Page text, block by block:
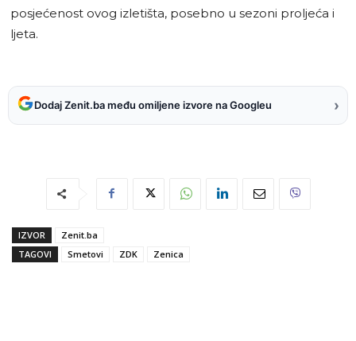
posjećenost ovog izletišta, posebno u sezoni proljeća i
ljeta.
Dodaj Zenit.ba među omiljene izvore na Googleu ›
IZVOR
Zenit.ba
TAGOVI
Smetovi ZDK Zenica